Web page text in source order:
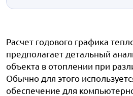
Расчет годового графика
предполагает детальный
объекта в отоплении при
Обычно для этого
обеспечение для